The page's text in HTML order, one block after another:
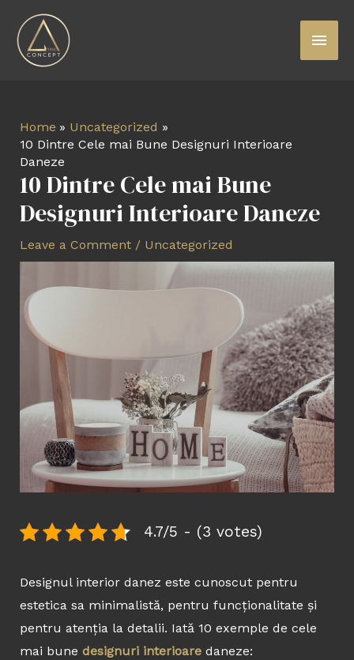
content
Menu
Home
Uncategorized
10 Dintre Cele mai Bune Designuri Interioare
Daneze
10 Dintre Cele mai Bune
Designuri Interioare Daneze
Leave a Comment / Uncategorized
4.7/5 - (3 votes)
Designul interior danez este cunoscut pentru
estetica sa minimalistă, pentru funcționalitate și
pentru atenția la detalii. Iată 10 exemple de cele
mai bune designuri interioaredaneze:
navigation